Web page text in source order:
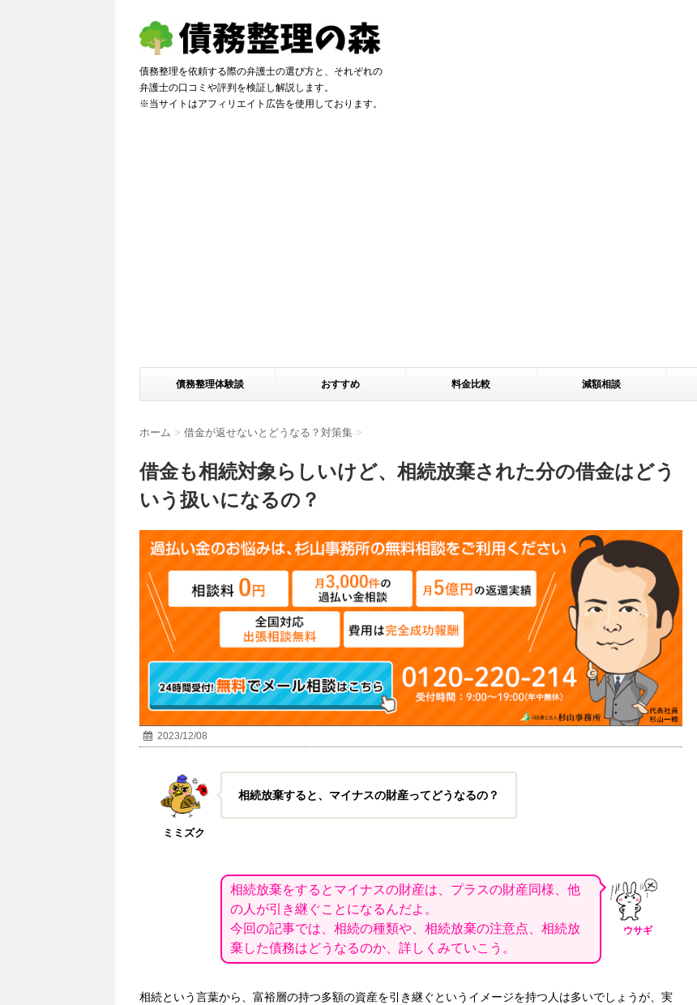
債務整理を依頼する際の弁護士の選び方と、それぞれの
弁護士の口コミや評判を検証し解説します。
※当サイトはアフィリエイト広告を使用しております。
債務整理体験談 おすすめ 料金比較 減額相談
ホーム > 借金が返せないとどうなる？対策集 >
借金も相続対象らしいけど、相続放棄された分の借金はどう
いう扱いになるの？
2023/12/08
ミミズク
相続放棄すると、マイナスの財産ってどうなるの？
ウサギ
相続放棄をするとマイナスの財産は、プラスの財産同様、他
の人が引き継ぐことになるんだよ 。
今回の記事では、相続の種類や、相続放棄の注意点、相続放
棄した債務はどうなるのか、詳しくみていこう。
相続という言葉から、富裕層の持つ多額の資産を引き継ぐというイメージを持つ人は多いでしょうが、実